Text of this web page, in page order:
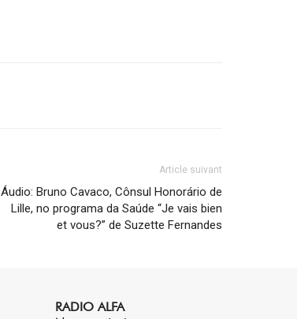
Article suivant
Áudio: Bruno Cavaco, Cônsul Honorário de
Lille, no programa da Saúde “Je vais bien
et vous?” de Suzette Fernandes
RADIO ALFA